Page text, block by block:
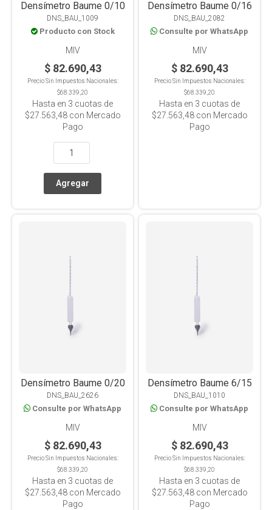
Densímetro Baume 0/10
DNS_BAU_1009
Producto con Stock
MIV
$ 82.690,43
Precio Sin Impuestos Nacionales:
$68.339,20
Hasta en 3 cuotas de
$27.563,48con Mercado
Pago
Densímetro Baume 0/16
DNS_BAU_2082
Consulte por WhatsApp
MIV
$ 82.690,43
Precio Sin Impuestos Nacionales:
$68.339,20
Hasta en 3 cuotas de
$27.563,48con Mercado
Pago
Densímetro Baume 0/20
DNS_BAU_2626
Consulte por WhatsApp
MIV
$ 82.690,43
Precio Sin Impuestos Nacionales:
$68.339,20
Hasta en 3 cuotas de
$27.563,48con Mercado
Pago
Densímetro Baume 6/15
DNS_BAU_1010
Consulte por WhatsApp
MIV
$ 82.690,43
Precio Sin Impuestos Nacionales:
$68.339,20
Hasta en 3 cuotas de
$27.563,48con Mercado
Pago